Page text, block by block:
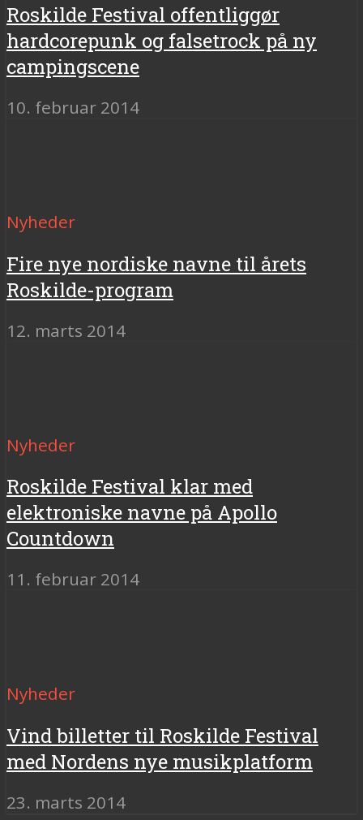
Roskilde Festival offentliggør
hardcorepunk og falsetrock på ny
campingscene
10. februar 2014
Nyheder
Fire nye nordiske navne til årets
Roskilde-program
12. marts 2014
Nyheder
Roskilde Festival klar med
elektroniske navne på Apollo
Countdown
11. februar 2014
Nyheder
Vind billetter til Roskilde Festival
med Nordens nye musikplatform
23. marts 2014